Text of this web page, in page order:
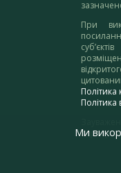
При
адресу:
Ми